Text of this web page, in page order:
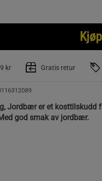
Kjøp
kr Gratis retur
Jordbær er et kosttilskudd
god smak av jordbær.